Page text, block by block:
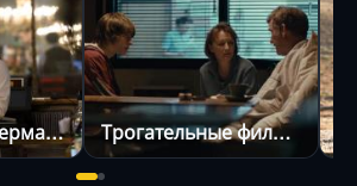
Фильмы про Германию Трогательные фильмы